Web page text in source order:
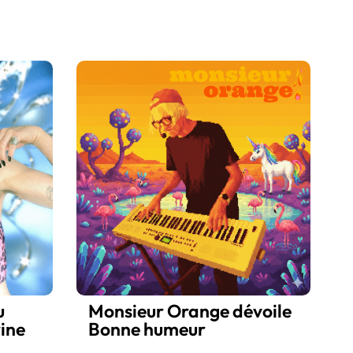
Monsieur Orange dévoile
Bonne humeur